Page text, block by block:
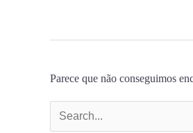
Parece que não conseguimos